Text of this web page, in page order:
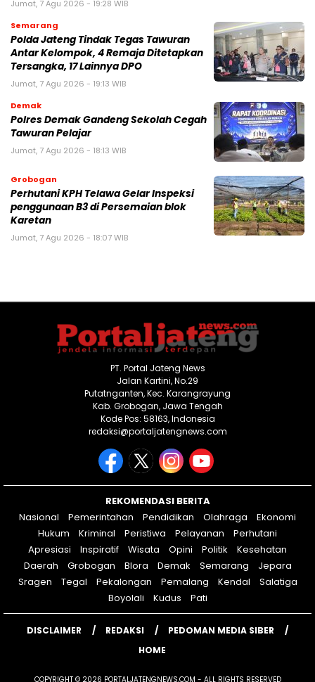
Jumat, 7 Agu 2026 - 19:28 WIB
Semarang
Polda Jateng Tindak Tegas Tawuran
Antar Kelompok, 4 Remaja Ditetapkan
Tersangka, 17 Lainnya DPO
Jumat, 7 Agu 2026 - 19:13 WIB
Demak
Polres Demak Gandeng Sekolah Cegah
Tawuran Pelajar
Jumat, 7 Agu 2026 - 18:13 WIB
Grobogan
Perhutani KPH Telawa Gelar Inspeksi
penggunaan B3 di Persemaian blok
Karetan
Jumat, 7 Agu 2026 - 18:07 WIB
PT. Portal Jateng News
Jalan Kartini, No.29
Putatnganten, Kec. Karangrayung
Kab. Grobogan, Jawa Tengah
Kode Pos: 58163, Indonesia
redaksi@portaljatengnews.com
REKOMENDASI BERITA
Nasional
Pemerintahan Pendidikan Olahraga
Ekonomi
Hukum
Kriminal Peristiwa Pelayanan
Perhutani
Apresiasi
Inspiratif Wisata Opini Politik
Kesehatan
Daerah
Grobogan Blora Demak Semarang
Jepara
Sragen
Tegal Pekalongan Pemalang Kendal
Salatiga
Boyolali
Kudus Pati
DISCLAIMER REDAKSI
PEDOMAN MEDIA SIBER
HOME
COPYRIGHT © 2026 PORTALJATENGNEWS.COM - ALL RIGHTS RESERVED